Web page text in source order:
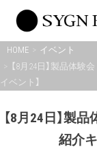
content
HOME
イベント
【8月24日】製品体験
イベント】
【8月24日】製
紹介